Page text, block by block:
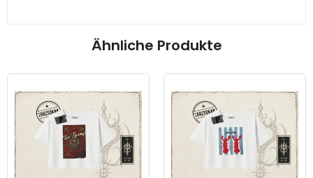
Ähnliche Produkte